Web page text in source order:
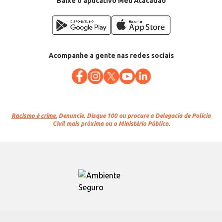
Acompanhe a gente nas redes sociais
Racismo é crime. Denuncie. Disque 100 ou procure a Delegacia de Polícia
Civil mais próxima ou o Ministério Público.